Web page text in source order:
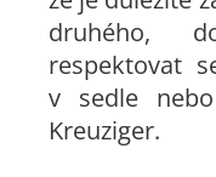
druhého,
respektovat
v sedle
Kreuziger.